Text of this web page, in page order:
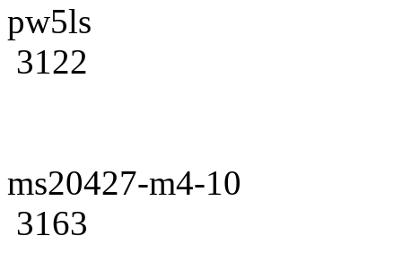
pw5ls
3122
ms20427-m4-10
3163